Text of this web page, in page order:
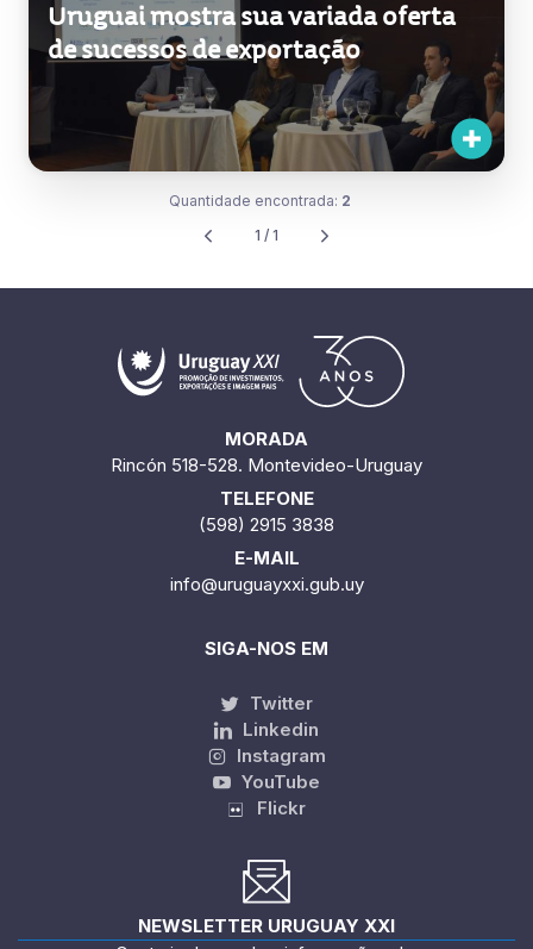
Uruguai mostra sua variada oferta
de sucessos de exportação
Quantidade encontrada: 2
1 / 1
MORADA
Rincón 518-528. Montevideo-Uruguay
TELEFONE
(598) 2915 3838
E-MAIL
info@uruguayxxi.gub.uy
SIGA-NOS EM
Twitter
Linkedin
Instagram
YouTube
Flickr
NEWSLETTER URUGUAY XXI